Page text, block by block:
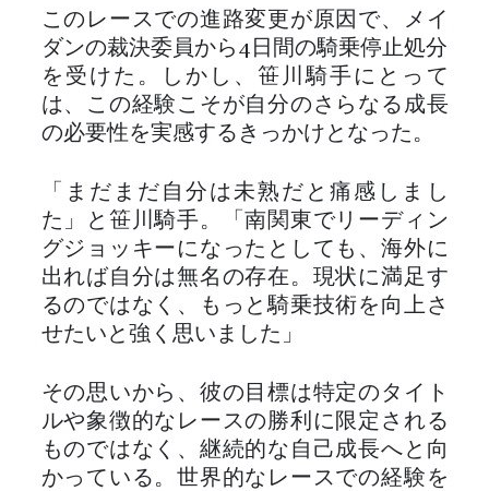
このレースでの進路変更が原因で、メイ
ダンの裁決委員から4日間の騎乗停止処分
を受けた。しかし、笹川騎手にとって
は、この経験こそが自分のさらなる成長
の必要性を実感するきっかけとなった。
「まだまだ自分は未熟だと痛感しまし
た」と笹川騎手。「南関東でリーディン
グジョッキーになったとしても、海外に
出れば自分は無名の存在。現状に満足す
るのではなく、もっと騎乗技術を向上さ
せたいと強く思いました」
その思いから、彼の目標は特定のタイト
ルや象徴的なレースの勝利に限定される
ものではなく、継続的な自己成長へと向
かっている。世界的なレースでの経験を